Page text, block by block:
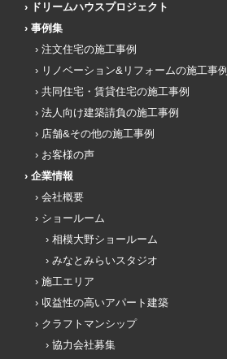
ドリームハウスプロジェクト
事例集
注文住宅の施工事例
リノベーション&リフォームの施工事例
共同住宅・賃貸住宅の施工事例
法人向け建築請負の施工事例
店舗&その他の施工事例
お客様の声
企業情報
会社概要
ショールーム
相模大野ショールーム
みなとみらいスタジオ
施工エリア
収益性の高いアパート建築
クラフトマンシップ
協力会社募集